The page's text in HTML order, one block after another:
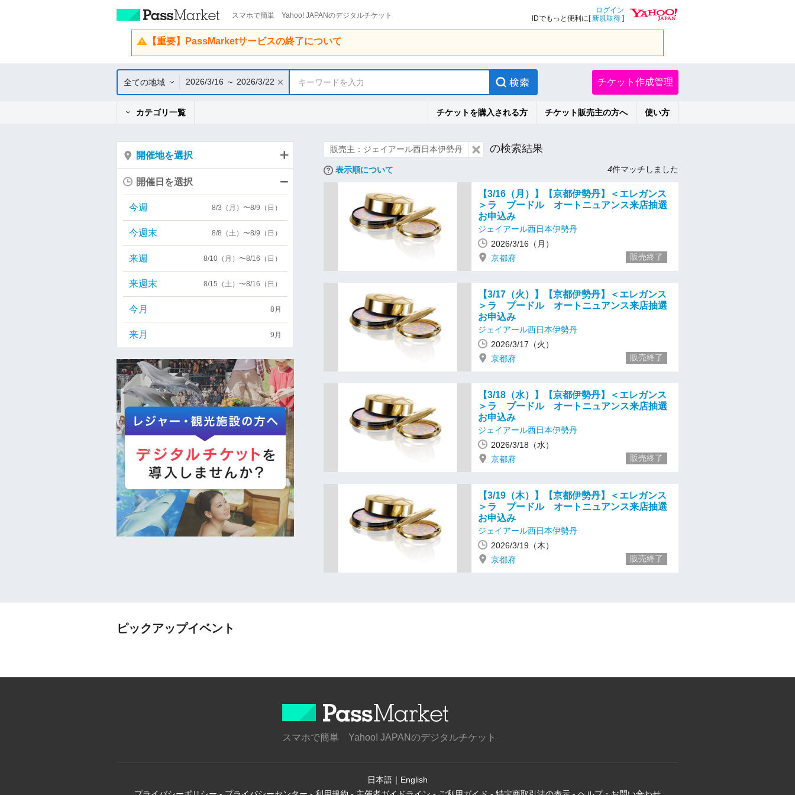
スマホで簡単 Yahoo! JAPANのデジタルチケット
ログイン
IDでもっと便利に[新規取得 ]
【重要】PassMarketサービスの終了について
全ての地域 2026/3/16 ～ 2026/3/22 キーワードを入力 チケット作成管理
カテゴリ一覧 チケットを購入される方 チケット販売主の方へ 使い方
販売主：ジェイアール西日本伊勢丹 の検索結果
表示順について 4件マッチしました
【3/16（月）】【京都伊勢丹】＜エレガンス
＞ラ プードル オートニュアンス来店抽選
お申込み
ジェイアール西日本伊勢丹
2026/3/16（月）
京都府
販売終了
【3/17（火）】【京都伊勢丹】＜エレガンス
＞ラ プードル オートニュアンス来店抽選
お申込み
ジェイアール西日本伊勢丹
2026/3/17（火）
京都府
販売終了
【3/18（水）】【京都伊勢丹】＜エレガンス
＞ラ プードル オートニュアンス来店抽選
お申込み
ジェイアール西日本伊勢丹
2026/3/18（水）
京都府
販売終了
【3/19（木）】【京都伊勢丹】＜エレガンス
＞ラ プードル オートニュアンス来店抽選
お申込み
ジェイアール西日本伊勢丹
2026/3/19（木）
京都府
販売終了
開催地を選択
開催日を選択
今週 8/3（月）〜8/9（日）
今週末 8/8（土）〜8/9（日）
来週 8/10（月）〜8/16（日）
来週末 8/15（土）〜8/16（日）
今月 8月
来月 9月
ピックアップイベント
スマホで簡単 Yahoo! JAPANのデジタルチケット
日本語 ｜ English